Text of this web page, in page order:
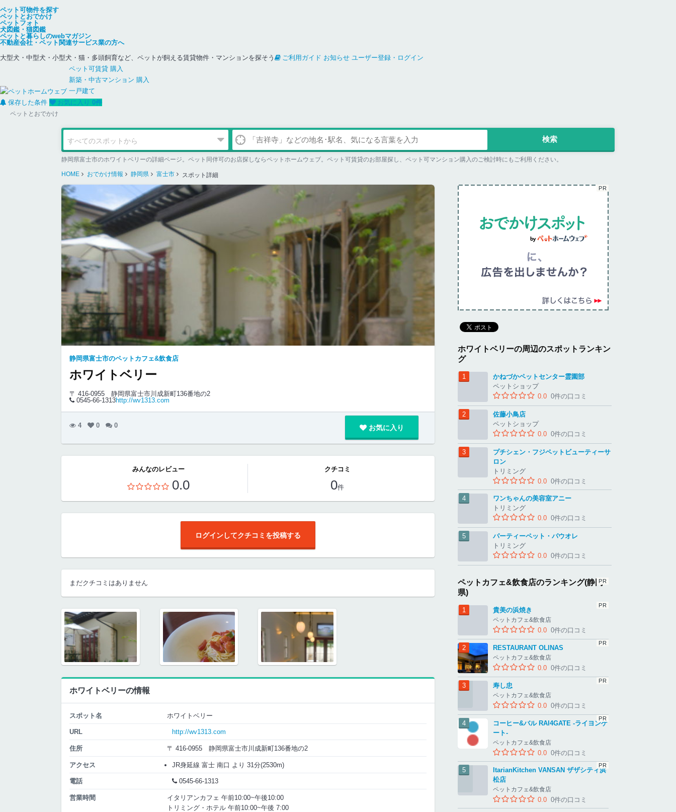
ペット可物件を探す
ペットとおでかけ
ペットフォト
犬図鑑・猫図鑑
ペットと暮らしのwebマガジン
不動産会社・ペット関連サービス業の方へ
大型犬・中型犬・小型犬・猫・多頭飼育など、ペットが飼える賃貸物件・マンションを探そう
ご利用ガイド お知らせ ユーザー登録・ログイン
ペット可賃貸 購入
新築・中古マンション 購入
一戸建て
保存した条件
お気に入り 0件
ペットとおでかけ
静岡県富士市のホワイトベリーの詳細ページ。ペット同伴可のお店探しならペットホームウェブ。ペット可賃貸のお部屋探し、ペット可マンション購入のご検討時にもご利用ください。
HOME おでかけ情報 静岡県 富士市 スポット詳細
静岡県富士市のペットカフェ&飲食店
ホワイトベリー
〒 416-0955
静岡県富士市川成新町136番地の2
0545-66-1313http://wv1313.com
4 0 0 お気に入り
みんなのレビュー
0.0
クチコミ
0件
ログインしてクチコミを投稿する
まだクチコミはありません
ホワイトベリーの情報
スポット名 ホワイトベリー
URL http://wv1313.com
住所 〒 416-0955 静岡県富士市川成新町136番地の2
アクセス JR身延線 富士 南口 より 31分(2530m)
電話 0545-66-1313
営業時間
イタリアンカフェ 午前10:00~午後10:00
トリミング・ホテル 午前10:00~午後 7:00
ホワイトベリーの周辺のスポットランキン
グ
かねづかペットセンター霊園部
ペットショップ
0.0 0件の口コミ
佐藤小鳥店
ペットショップ
0.0 0件の口コミ
プチシェン・フジペットビューティーサ
ロン
トリミング
0.0 0件の口コミ
ワンちゃんの美容室アニー
トリミング
0.0 0件の口コミ
パーティーペット・パウオレ
トリミング
0.0 0件の口コミ
ペットカフェ&飲食店のランキング(静岡
県)
貴美の浜焼き
ペットカフェ&飲食店
0.0 0件の口コミ
RESTAURANT OLINAS
ペットカフェ&飲食店
0.0 0件の口コミ
寿し忠
ペットカフェ&飲食店
0.0 0件の口コミ
コーヒー&バル RAI4GATE ‐ライヨンゲ
ート‐
ペットカフェ&飲食店
0.0 0件の口コミ
ItarianKitchen VANSAN ザザシティ浜
松店
ペットカフェ&飲食店
0.0 0件の口コミ